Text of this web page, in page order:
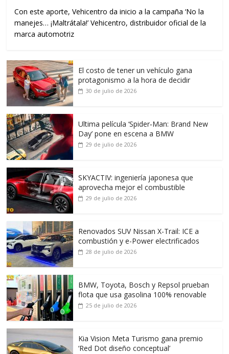
Con este aporte, Vehicentro da inicio a la campaña ‘No la
manejes… ¡Maltrátala!’ Vehicentro, distribuidor oficial de la
marca automotriz
El costo de tener un vehículo gana
protagonismo a la hora de decidir
30 de julio de 2026
Ultima película ‘Spider‑Man: Brand New
Day’ pone en escena a BMW
29 de julio de 2026
SKYACTIV: ingeniería japonesa que
aprovecha mejor el combustible
29 de julio de 2026
Renovados SUV Nissan X-Trail: ICE a
combustión y e-Power electrificados
28 de julio de 2026
BMW, Toyota, Bosch y Repsol prueban
flota que usa gasolina 100% renovable
25 de julio de 2026
Kia Vision Meta Turismo gana premio
‘Red Dot diseño conceptual’